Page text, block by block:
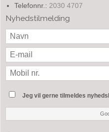
Telefonnr.: 2030 4707
Nyhedstilmelding
Jeg vil gerne tilmeldes